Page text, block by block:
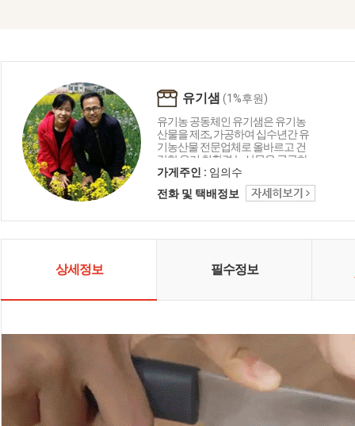
유기샘 (1%후원)
유기농 공동체인 유기샘은 유기농
산물을 제조, 가공하여 십수년간 유
기농산물 전문업체로 올바르고 건
강한 우리 친환경 농산물을 공급하
는 생명 중심의 농업공동체입니다.
유기샘이 드리는 세 가지 약속 1.올
곧은 친환경 명인이 지은 농산물로
주는 제품을 만들겠습니다. 3. 철저
가게주인 : 임의수
전화 및 택배정보
상세정보 필수정보